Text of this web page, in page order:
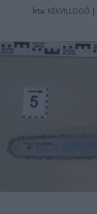
Írta: KÉKVILLOGÓ |